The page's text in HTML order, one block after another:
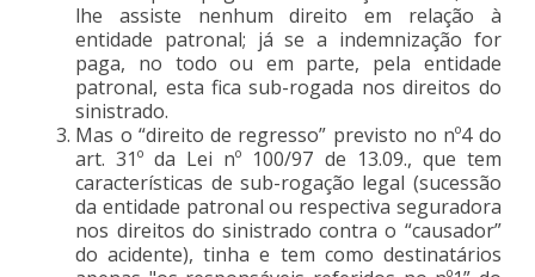
lhe assiste nenhum direito em relação à
entidade patronal; já se a indemnização for
paga, no todo ou em parte, pela entidade
patronal, esta fica sub-rogada nos direitos do
sinistrado.
Mas o “direito de regresso” previsto no nº4 do
art. 31º da Lei nº 100/97 de 13.09., que tem
características de sub-rogação legal (sucessão
da entidade patronal ou respectiva seguradora
nos direitos do sinistrado contra o “causador”
do acidente), tinha e tem como destinatários